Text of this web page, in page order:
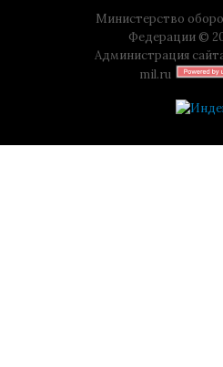
Министерство
Федерации ©
Администрация
mil.ru